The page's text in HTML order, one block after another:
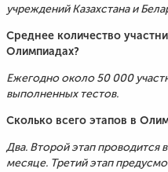
учреждений Казахстана и
Среднее количество
Олимпиадах?
Ежегодно около 50 000
выполненных тестов.
Сколько всего этапов в
Два. Второй этап проводится
месяце. Третий этап